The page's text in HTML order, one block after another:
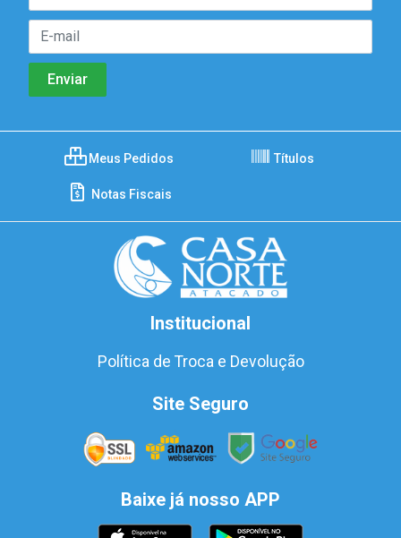
Meus Pedidos Títulos
Notas Fiscais
Institucional
Política de Troca e Devolução
Site Seguro
Baixe já nosso APP